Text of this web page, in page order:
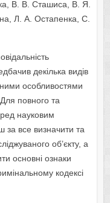
В. В. Сташиса, В. Я.
Л. А. Остапенка, С.
декілька видів
особливостями
Для повного та
науковим
все визначити та
об’єкту, а
основні ознаки
кодексі